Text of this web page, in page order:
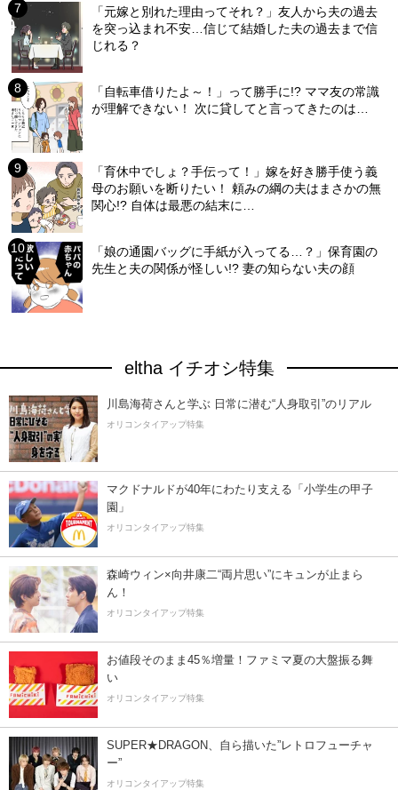
「元嫁と別れた理由ってそれ？」友人から夫の過去
を突っ込まれ不安…信じて結婚した夫の過去まで信
じれる？
「自転車借りたよ～！」って勝手に!? ママ友の常識
が理解できない！ 次に貸してと言ってきたのは…
「育休中でしょ？手伝って！」嫁を好き勝手使う義
母のお願いを断りたい！ 頼みの綱の夫はまさかの無
関心!? 自体は最悪の結末に…
「娘の通園バッグに手紙が入ってる…？」保育園の
先生と夫の関係が怪しい!? 妻の知らない夫の顔
eltha イチオシ特集
川島海荷さんと学ぶ 日常に潜む“人身取引”のリアル
オリコンタイアップ特集
マクドナルドが40年にわたり支える「小学生の甲子
園」
オリコンタイアップ特集
森崎ウィン×向井康二“両片思い”にキュンが止まら
ん！
オリコンタイアップ特集
お値段そのまま45％増量！ファミマ夏の大盤振る舞
い
オリコンタイアップ特集
SUPER★DRAGON、自ら描いた”レトロフューチャ
ー”
オリコンタイアップ特集